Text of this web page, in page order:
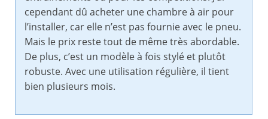
cependant dû acheter une chambre à air pour
l’installer, car elle n’est pas fournie avec le pneu.
Mais le prix reste tout de même très abordable.
De plus, c’est un modèle à fois stylé et plutôt
robuste. Avec une utilisation régulière, il tient
bien plusieurs mois.